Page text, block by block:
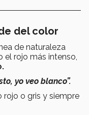
del color
de naturaleza
el rojo más intenso,
yo veo blanco”.
rojo o gris y siempre